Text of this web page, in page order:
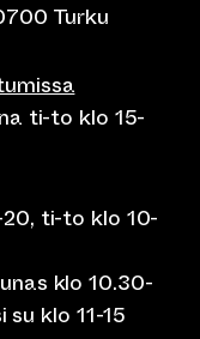
Turku
ti-to klo 15-
ti-to klo 10-
klo 10.30-
su klo 11-15